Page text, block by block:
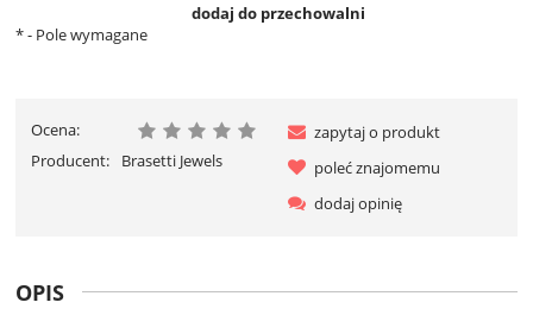
dodaj do przechowalni
*- Pole wymagane
Ocena:
Producent:
Brasetti Jewels
zapytaj o produkt
poleć znajomemu
dodaj opinię
OPIS